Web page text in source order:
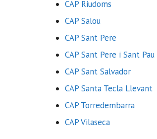
CAP Riudoms
CAP Salou
CAP Sant Pere
CAP Sant Pere i Sant Pau
CAP Sant Salvador
CAP Santa Tecla Llevant
CAP Torredembarra
CAP Vilaseca